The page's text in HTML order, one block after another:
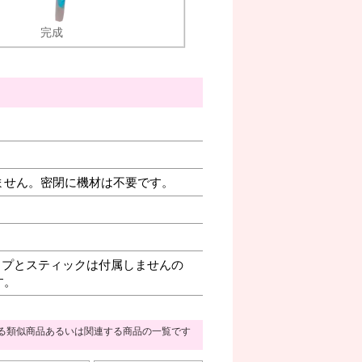
完成
ん。密閉に機材は不要です。
とスティックは付属しませんの
類似商品あるいは関連する商品の一覧です